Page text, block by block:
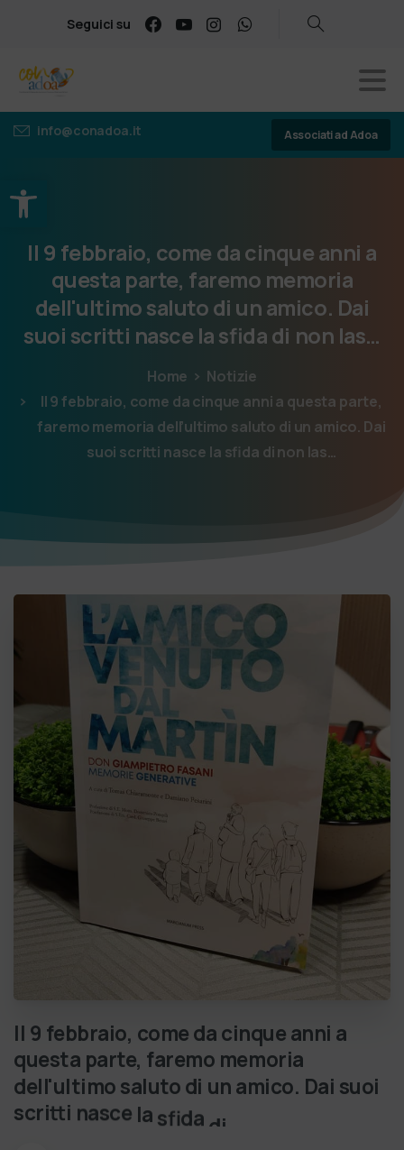
Apri la barra degli strumenti
Seguici su
info@conadoa.it Associati ad Adoa
Il 9 febbraio, come dacinqueanni a
questa parte, faremo memoria
dell'ultimosalutodi unamico. Dai
suoi scritti nasce lasfidadi non las…
Home
Notizie
Il 9 febbraio, come da cinque anni a questa parte,
faremo memoria dell’ultimo saluto di un amico. Dai
suoi scritti nasce la sfida di non las…
Il 9 febbraio, comedacinqueanni a
questa parte, faremo memoria
dell'ultimosalutodi unamico. Dai suoi
scritti nasce lasfida di